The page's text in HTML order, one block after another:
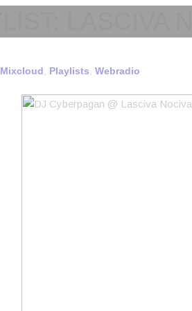
Mixcloud Playlists Webradio